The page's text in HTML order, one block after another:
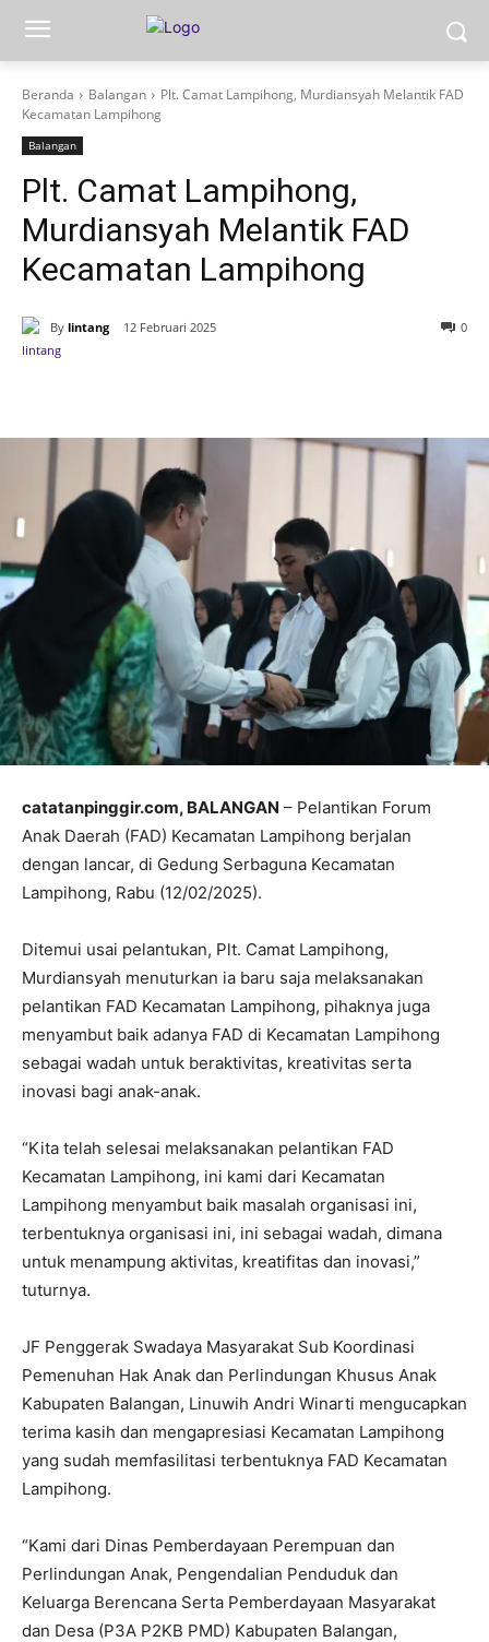
Beranda Balangan
Plt. Camat Lampihong, Murdiansyah Melantik FAD
Kecamatan Lampihong
Balangan
Plt. Camat Lampihong,
Murdiansyah Melantik FAD
Kecamatan Lampihong
By lintang 12 Februari 2025 0
catatanpinggir.com, BALANGAN – Pelantikan Forum
Anak Daerah (FAD) Kecamatan Lampihong berjalan
dengan lancar, di Gedung Serbaguna Kecamatan
Lampihong, Rabu (12/02/2025).
Ditemui usai pelantukan, Plt. Camat Lampihong,
Murdiansyah menuturkan ia baru saja melaksanakan
pelantikan FAD Kecamatan Lampihong, pihaknya juga
menyambut baik adanya FAD di Kecamatan Lampihong
sebagai wadah untuk beraktivitas, kreativitas serta
inovasi bagi anak-anak.
“Kita telah selesai melaksanakan pelantikan FAD
Kecamatan Lampihong, ini kami dari Kecamatan
Lampihong menyambut baik masalah organisasi ini,
terbentuknya organisasi ini, ini sebagai wadah, dimana
untuk menampung aktivitas, kreatifitas dan inovasi,”
tuturnya.
JF Penggerak Swadaya Masyarakat Sub Koordinasi
Pemenuhan Hak Anak dan Perlindungan Khusus Anak
Kabupaten Balangan, Linuwih Andri Winarti mengucapkan
terima kasih dan mengapresiasi Kecamatan Lampihong
yang sudah memfasilitasi terbentuknya FAD Kecamatan
Lampihong.
“Kami dari Dinas Pemberdayaan Perempuan dan
Perlindungan Anak, Pengendalian Penduduk dan
Keluarga Berencana Serta Pemberdayaan Masyarakat
dan Desa (P3A P2KB PMD) Kabupaten Balangan,